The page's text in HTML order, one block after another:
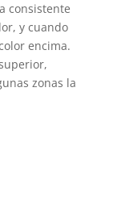
consistente
y cuando
encima.
zonas la